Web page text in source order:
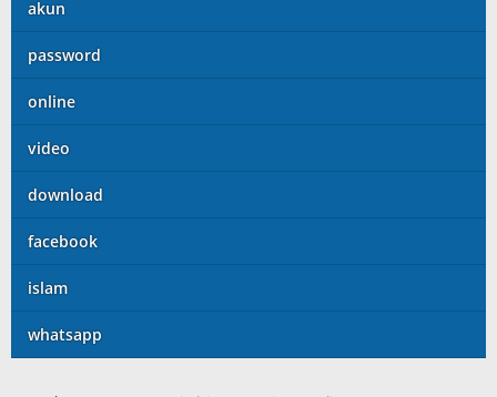
akun
password
online
video
download
facebook
islam
whatsapp